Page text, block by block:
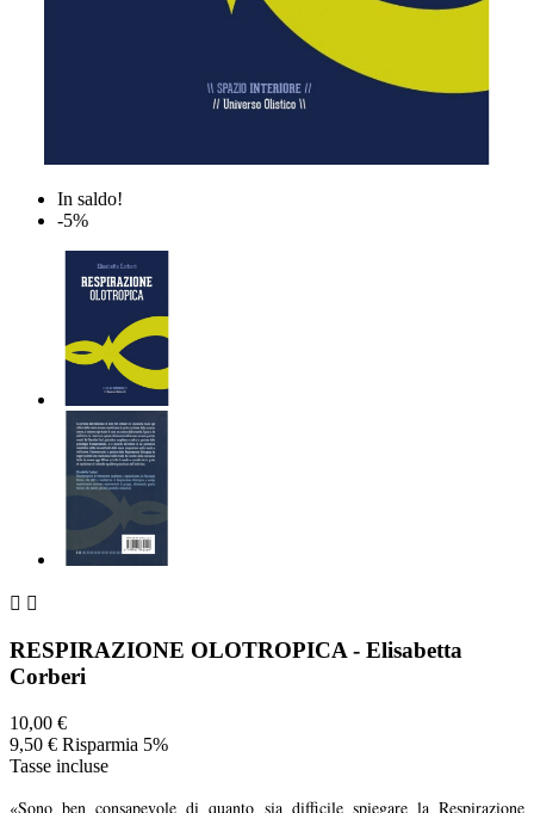
In saldo!
-5%
 
RESPIRAZIONE OLOTROPICA - Elisabetta
Corberi
10,00 €
9,50 € Risparmia 5%
Tasse incluse
«Sono ben consapevole di quanto sia difficile spiegare la Respirazione